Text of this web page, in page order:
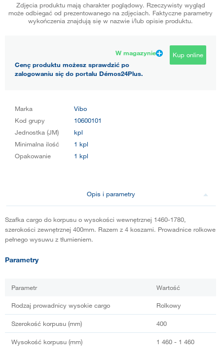
Zdjęcia produktu mają charakter poglądowy. Rzeczywisty wygląd
może odbiegać od prezentowanego na zdjęciach. Faktyczne parametry
wykończenia znajdują się w nazwie i/lub opisie produktu.
W magazynie
Cenę produktu możesz sprawdzić po
zalogowaniu się do portalu Démos24Plus.
Kup online
Marka
Vibo
Kod grupy
10600101
Jednostka (JM)
kpl
Minimalna ilość
1 kpl
Opakowanie
1 kpl
Opis i parametry
Szafka cargo do korpusu o wysokości wewnętrznej 1460-1780,
szerokości zewnętrznej 400mm. Razem z 4 koszami. Prowadnice rolkowe
pełnego wysuwu z tłumieniem.
Parametry
Parametr Wartość
Rodzaj prowadnicy wysokie cargo Rolkowy
Szerokość korpusu (mm) 400
Wysokość korpusu (mm) 1 460 - 1 460